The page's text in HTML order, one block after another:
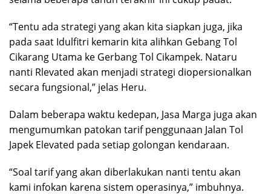
“Tentu ada strategi yang akan kita siapkan juga, jika
pada saat Idulfitri kemarin kita alihkan Gebang Tol
Cikarang Utama ke Gerbang Tol Cikampek. Nataru
nanti Rlevated akan menjadi strategi diopersionalkan
secara fungsional,” jelas Heru.
Dalam beberapa waktu kedepan, Jasa Marga juga akan
mengumumkan patokan tarif penggunaan Jalan Tol
Japek Elevated pada setiap golongan kendaraan.
“Soal tarif yang akan diberlakukan nanti tentu akan
kami infokan karena sistem operasinya,” imbuhnya.